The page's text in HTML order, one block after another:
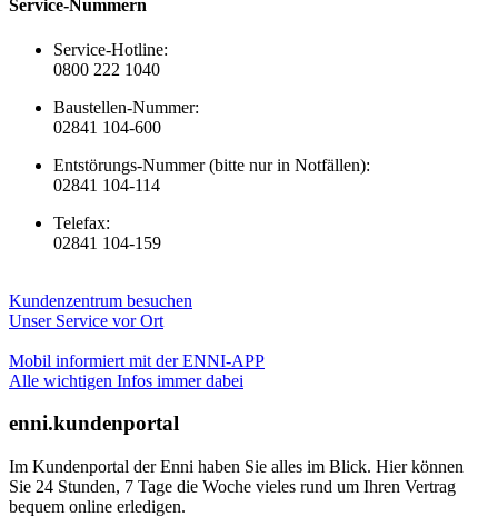
Service-Nummern
Service-Hotline:
0800 222 1040
Baustellen-Nummer:
02841 104-600
Entstörungs-Nummer (bitte nur in Notfällen):
02841 104-114
Telefax:
02841 104-159
Kundenzentrum besuchen
Unser Service vor Ort
Mobil informiert mit der ENNI-APP
Alle wichtigen Infos immer dabei
enni.kundenportal
Im Kundenportal der Enni haben Sie alles im Blick. Hier können
Sie 24 Stunden, 7 Tage die Woche vieles rund um Ihren Vertrag
bequem online erledigen.